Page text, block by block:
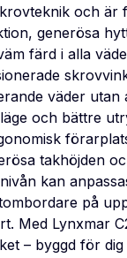
och
generösa
färd i alla
väder utan
och bättre
takhöjden
kan
på
Med Lynxmar
– byggd för